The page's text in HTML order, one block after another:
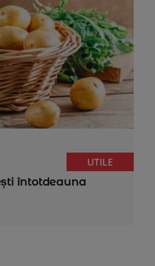
UTILE
întotdeauna